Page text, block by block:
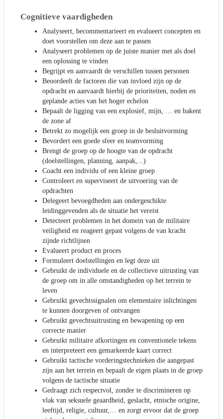
Cognitieve vaardigheden
Analyseert, becommentarieert en evalueert concepten en
doet voorstellen om deze aan te passen
Analyseert problemen op de juiste manier met als doel
een oplossing te vinden
Begrijpt en aanvaardt de verschillen tussen personen
Beoordeelt de factoren die van invloed zijn op de
opdracht en aanvaardt hierbij de prioriteiten, noden en
geplande acties van het hoger echelon
Bepaalt de ligging van een explosief, mijn, … en bakent
de zone af
Betrekt zo mogelijk een groep in de besluitvorming
Bevordert een goede sfeer en teamvorming
Brengt de groep op de hoogte van de opdracht
(doelstellingen, planning, aanpak,...)
Coacht een individu of een kleine groep
Controleert en superviseert de uitvoering van de
opdrachten
Delegeert bevoegdheden aan ondergeschikte
leidinggevenden als de situatie het vereist
Detecteert problemen in het domein van de militaire
veiligheid en reageert gepast volgens de van kracht
zijnde richtlijnen
Evalueert product en proces
Formuleert doelstellingen en legt deze uit
Gebruikt de individuele en de collectieve uitrusting van
de groep om in alle omstandigheden op het terrein te
leven
Gebruikt gevechtssignalen om elementaire inlichtingen
te kunnen doorgeven of ontvangen
Gebruikt gevechtsuitrusting en bewapening op een
correcte manier
Gebruikt militaire afkortingen en conventionele tekens
en interpreteert een gemarkeerde kaart correct
Gebruikt tactische vorderingstechnieken die aangepast
zijn aan het terrein en bepaalt de eigen plaats in de groep
volgens de tactische situatie
Gedraagt zich respectvol, zonder te discrimineren op
vlak van seksuele geaardheid, geslacht, etnische origine,
leeftijd, religie, cultuur,… en zorgt ervoor dat de groep